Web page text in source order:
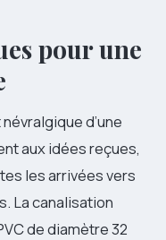
pour une
d’une
aux idées reçues,
les arrivées vers
La canalisation
de diamètre 32